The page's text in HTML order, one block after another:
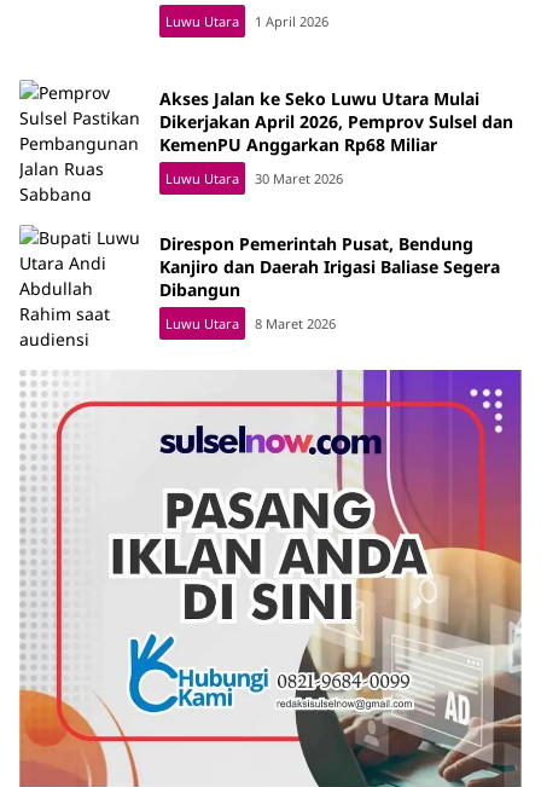
Luwu Utara 1 April 2026
Akses Jalan ke Seko Luwu Utara Mulai
Dikerjakan April 2026, Pemprov Sulsel dan
KemenPU Anggarkan Rp68 Miliar
Luwu Utara 30 Maret 2026
Direspon Pemerintah Pusat, Bendung
Kanjiro dan Daerah Irigasi Baliase Segera
Dibangun
Luwu Utara 8 Maret 2026